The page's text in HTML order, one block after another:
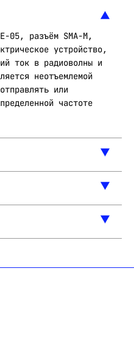
05, разъём SMA-M,
устройство,
ток в радиоволны и
неотъемлемой
или
частоте